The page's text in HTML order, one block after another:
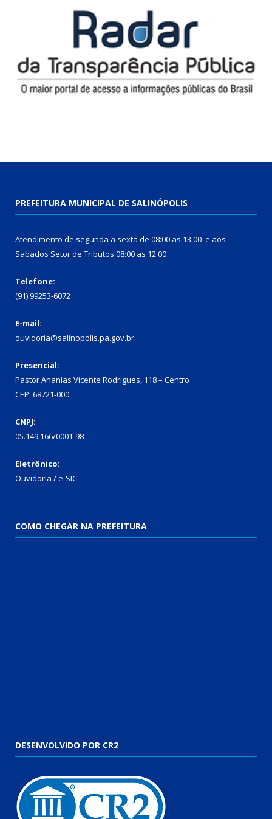
PREFEITURA MUNICIPAL DE SALINÓPOLIS
Atendimento de segunda a sexta de 08:00 as 13:00 e aos
Sabados Setor de Tributos 08:00 as 12:00
Telefone:
(91) 99253-6072
E-mail:
ouvidoria@salinopolis.pa.gov.br
Presencial:
Pastor Ananias Vicente Rodrigues, 118 – Centro
CEP: 68721-000
CNPJ:
05.149.166/0001-98
Eletrônico:
Ouvidoria / e-SIC
COMO CHEGAR NA PREFEITURA
DESENVOLVIDO POR CR2